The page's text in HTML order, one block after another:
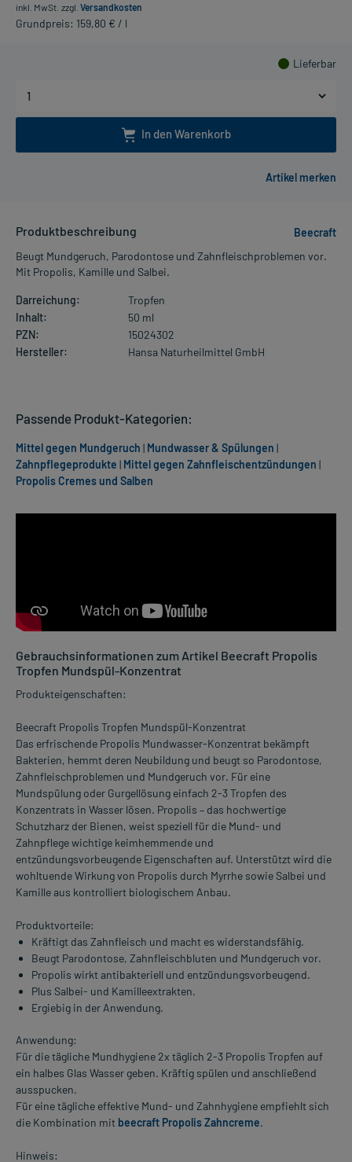
inkl. MwSt. zzgl. Versandkosten
Grundpreis: 159,80 € / l
Lieferbar
In den Warenkorb
Produktbeschreibung
Beecraft
Beugt Mundgeruch, Parodontose und Zahnfleischproblemen vor.
Mit Propolis, Kamille und Salbei.
Darreichung:
Tropfen
Inhalt:
50 ml
PZN:
15024302
Hersteller:
Hansa Naturheilmittel GmbH
Gebrauchsinformationen zum Artikel Beecraft Propolis
Tropfen Mundspül-Konzentrat
Produkteigenschaften:
Beecraft Propolis Tropfen Mundspül-Konzentrat
Das erfrischende Propolis Mundwasser-Konzentrat bekämpft
Bakterien, hemmt deren Neubildung und beugt so Parodontose,
Zahnfleischproblemen und Mundgeruch vor. Für eine
Mundspülung oder Gurgellösung einfach 2-3 Tropfen des
Konzentrats in Wasser lösen. Propolis – das hochwertige
Schutzharz der Bienen, weist speziell für die Mund- und
Zahnpflege wichtige keimhemmende und
entzündungsvorbeugende Eigenschaften auf. Unterstützt wird die
wohltuende Wirkung von Propolis durch Myrrhe sowie Salbei und
Kamille aus kontrolliert biologischem Anbau.
Produktvorteile:
Kräftigt das Zahnfleisch und macht es widerstandsfähig.
Beugt Parodontose, Zahnfleischbluten und Mundgeruch vor.
Propolis wirkt antibakteriell und entzündungsvorbeugend.
Plus Salbei- und Kamilleextrakten.
Ergiebig in der Anwendung.
Anwendung:
Für die tägliche Mundhygiene 2x täglich 2-3 Propolis Tropfen auf
ein halbes Glas Wasser geben. Kräftig spülen und anschließend
ausspucken.
Für eine tägliche effektive Mund- und Zahnhygiene empfiehlt sich
die Kombination mit beecraft Propolis Zahncreme.
Hinweis:
Passende Produkt-Kategorien:
Mittel gegen Mundgeruch | Mundwasser & Spülungen |
Zahnpflegeprodukte | Mittel gegen Zahnfleischentzündungen |
Propolis Cremes und Salben